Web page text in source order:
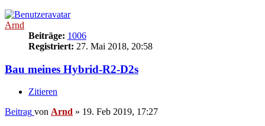
Arnd
Beiträge: 1006
Registriert: 27. Mai 2018, 20:58
Bau meines Hybrid-R2-D2s
Zitieren
Beitrag von Arnd » 19. Feb 2019, 17:27